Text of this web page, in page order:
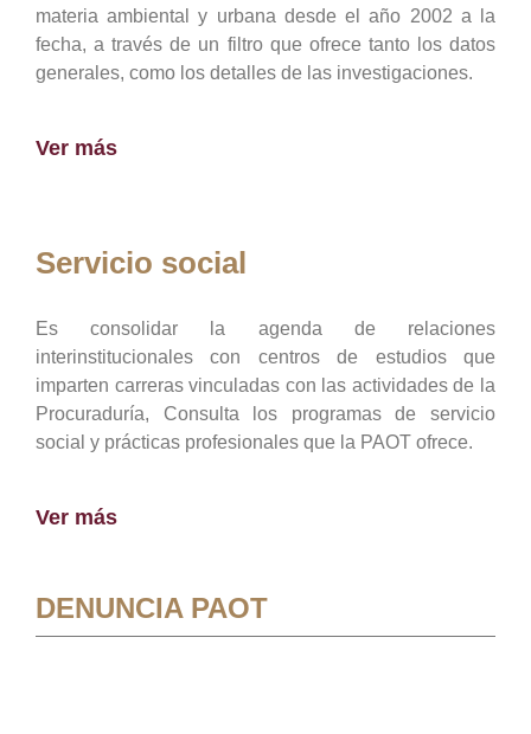
materia ambiental y urbana desde el año 2002 a la
fecha, a través de un filtro que ofrece tanto los datos
generales, como los detalles de las investigaciones.
Ver más
Servicio social
Es consolidar la agenda de relaciones
interinstitucionales con centros de estudios que
imparten carreras vinculadas con las actividades de la
Procuraduría, Consulta los programas de servicio
social y prácticas profesionales que la PAOT ofrece.
Ver más
DENUNCIA PAOT